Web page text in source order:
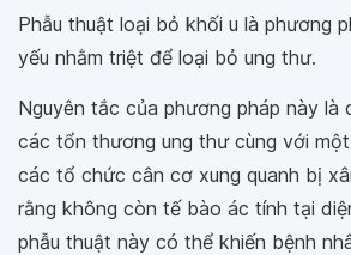
Phẫu thuật loại bỏ khối u là phương
yếu nhằm triệt để loại bỏ ung thư.
Nguyên tắc của phương pháp này là
các tổn thương ung thư cùng với
các tổ chức cân cơ xung quanh bị
rằng không còn tế bào ác tính tại
phẫu thuật này có thể khiến bệnh